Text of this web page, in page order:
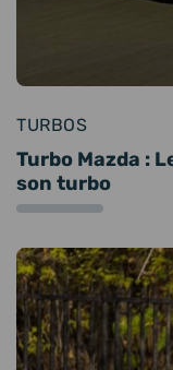
TURBOS
Turbo Mazda :
son turbo